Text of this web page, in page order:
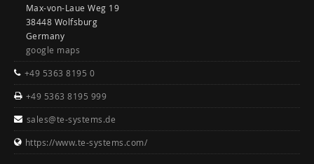
Max-von-Laue Weg 19
38448 Wolfsburg
Germany
google maps
+49 5363 8195 0
+49 5363 8195 999
sales@te-systems.de
https://www.te-systems.com/